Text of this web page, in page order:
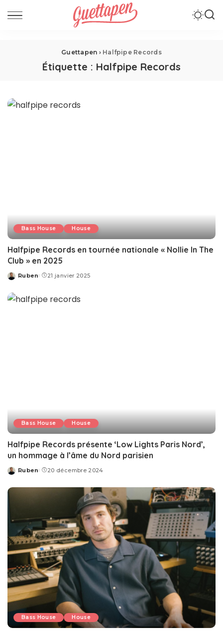
Guettapen › Halfpipe Records
Étiquette : Halfpipe Records
Bass House House
Halfpipe Records en tournée nationale « Nollie In The
Club » en 2025
Posted
Ruben 21 janvier 2025
Bass House House
Halfpipe Records présente ‘Low Lights Paris Nord’,
un hommage à l’âme du Nord parisien
Posted
Ruben 20 décembre 2024
Bass House House